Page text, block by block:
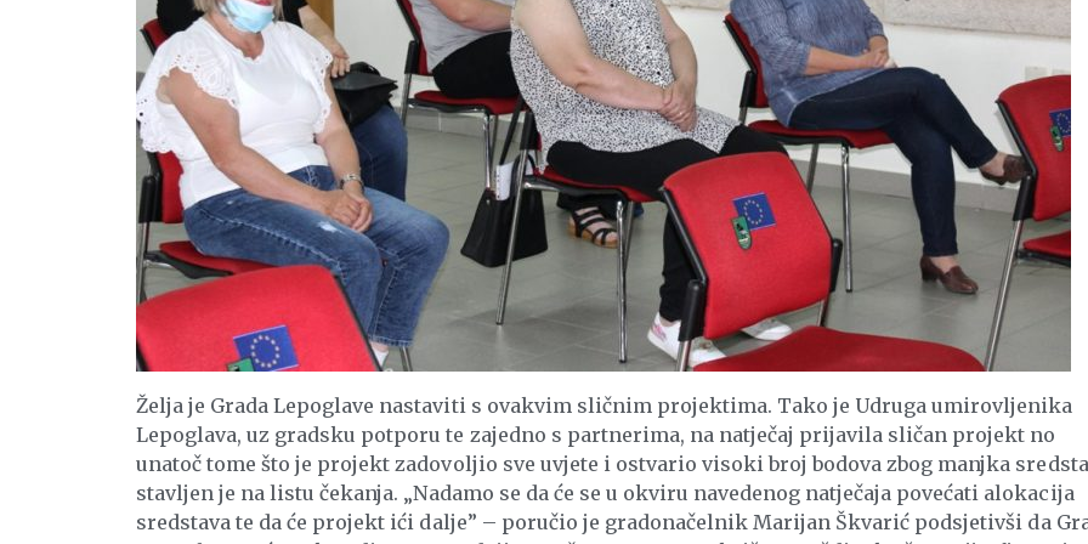
Želja je Grada Lepoglave nastaviti s ovakvim sličnim projektima. Tako je Udruga umirovljenika
Lepoglava, uz gradsku potporu te zajedno s partnerima, na natječaj prijavila sličan projekt no
unatoč tome što je projekt zadovoljio sve uvjete i ostvario visoki broj bodova zbog manjka
stavljen je na listu čekanja. „Nadamo se da će se u okviru navedenog natječaja povećati alokacija
sredstava te da će projekt ići dalje” – poručio je gradonačelnik Marijan Škvarić podsjetivši da